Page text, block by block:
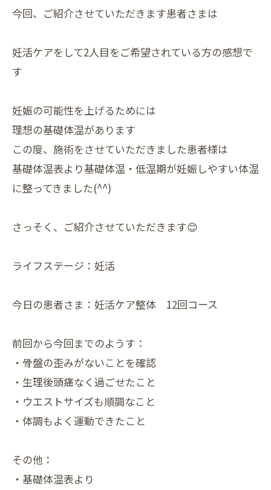
今回、ご紹介させていただきます患者さまは
妊活ケアをして2人目をご希望されている方の感想で
す
妊娠の可能性を上げるためには
理想の基礎体温があります
この度、施術をさせていただきました患者様は
基礎体温表より基礎体温・低温期が妊娠しやすい体温
に整ってきました(^^)
さっそく、ご紹介させていただきます😊
ライフステージ：妊活
今日の患者さま：妊活ケア整体 12回コース
前回から今回までのようす：
・骨盤の歪みがないことを確認
・生理後頭痛なく過ごせたこと
・ウエストサイズも順調なこと
・体調もよく運動できたこと
その他：
・基礎体温表より